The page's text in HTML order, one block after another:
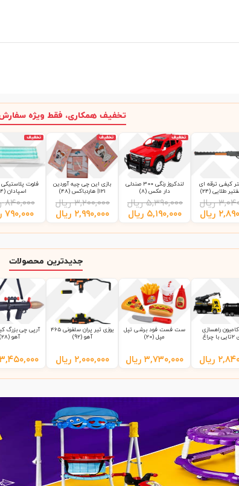
تخفیف همکاری، فقط ویژه
کیفی ترقه ای
ریال
ریال
تخفیف
لندکروز رنگی 300 صندلی
دار مکس (8)
۵,۳۹۰,۰۰۰ ریال
۵,۱۹۰,۰۰۰ ریال
تخفیف
بازی این چی چیه آوردین
121| هاردباکس (48)
۳,۲۰۰,۰۰۰ ریال
۲,۹۹۰,۰۰۰ ریال
تخفیف
اسپادان (144)
۸۴۰,۰۰۰
۷۹۰,۰۰۰
جدیدترین محصولات
راهسازی
شهری 2تایی با چراغ
ریال
ست فست فود برشی تپل
مپل (20)
۳,۷۳۰,۰۰۰ ریال
یوزی تیر پران سلفونی 465
آهو (92)
۲,۰۰۰,۰۰۰ ریال
آهو (28)
۳,۴۵۰,۰۰۰